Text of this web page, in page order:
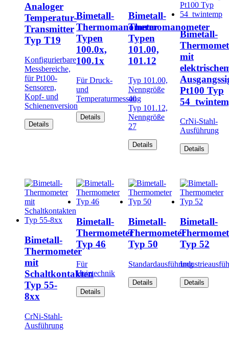
Analoger
Temperatur-
Transmitter
Typ T19
Konfigurierbare
Messbereiche,
für Pt100-
Sensoren,
Kopf- und
Schienenversion
Details
Bimetall-
Thermomanometer
Typen
100.0x,
100.1x
Für Druck-
und
Temperaturmessung
Details
Bimetall-
Thermomanometer
Typen
101.00,
101.12
Typ 101.00,
Nenngröße
40
Typ 101.12,
Nenngröße
27
Details
Bimetall-
mit
Pt100 Typ
CrNi-Stahl-
Ausführung
Details
Bimetall-
Thermometer
mit
Schaltkontakten
Typ 55-
8xx
CrNi-Stahl-
Ausführung
Bimetall-
Thermometer
Typ 46
Für
Heiztechnik
Details
Bimetall-
Thermometer
Typ 50
Standardausführung
Details
Bimetall-
Typ 52
Details